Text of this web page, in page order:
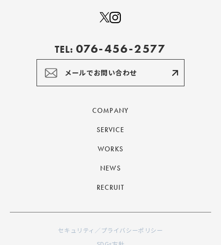
TEL: 076-456-2577
メールでお問い合わせ
COMPANY
SERVICE
WORKS
NEWS
RECRUIT
セキュリティ／プライバシーポリシー